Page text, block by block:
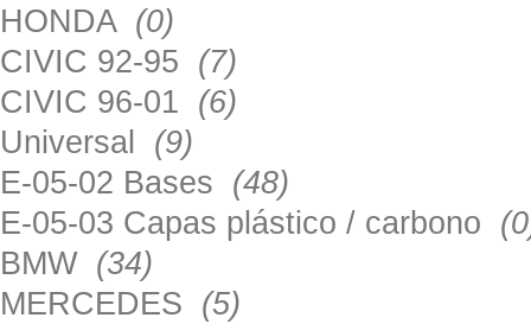
HONDA (0)
CIVIC 92-95 (7)
CIVIC 96-01 (6)
Universal (9)
E-05-02 Bases (48)
E-05-03 Capas plástico / carbono
BMW (34)
MERCEDES (5)